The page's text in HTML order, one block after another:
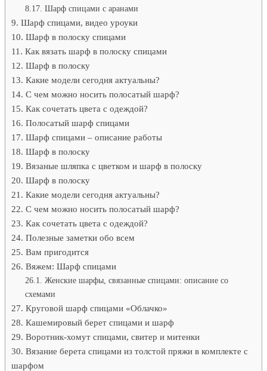
Шарф спицами с аранами
Шарф спицами, видео уроуки
Шарф в полоску спицами
Как вязать шарф в полоску спицами
Шарф в полоску
Какие модели сегодня актуальны?
С чем можно носить полосатый шарф?
Как сочетать цвета с одеждой?
Полосатый шарф спицами
Шарф спицами – описание работы
Шарф в полоску
Вязаные шляпка с цветком и шарф в полоску
Шарф в полоску
Какие модели сегодня актуальны?
С чем можно носить полосатый шарф?
Как сочетать цвета с одеждой?
Полезные заметки обо всем
Вам пригодится
Вяжем: Шарф спицами
Женские шарфы, связанные спицами: описание со
схемами
Круговой шарф спицами «Облачко»
Кашемировый берет спицами и шарф
Воротник-хомут спицами, свитер и митенки
Вязание берета спицами из толстой пряжи в комплекте с
шарфом